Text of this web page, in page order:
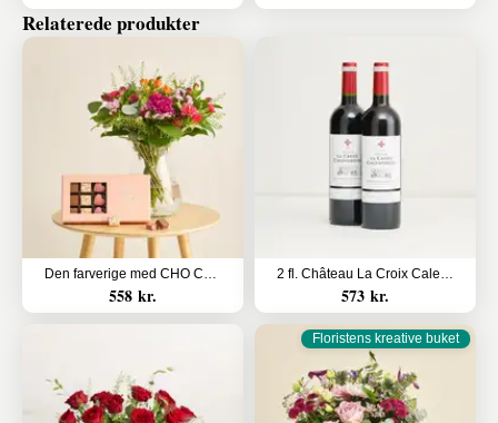
Relaterede produkter
Den farverige med CHO CHO 18 stk.
558 kr.
2 fl. Château La Croix Calendreau
573 kr.
Floristens kreative buket